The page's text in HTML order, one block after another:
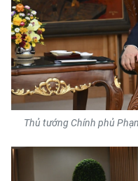
TIN ĐỊA PHƯƠNG
Trung du và miền
Đồng bằng sông
Bắc Trung Bộ
Nguyên
Thủ tướng Chính phủ